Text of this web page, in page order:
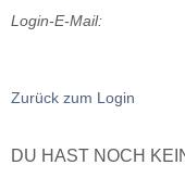
Login-E-Mail:
Zurück zum Login
DU HAST NOCH